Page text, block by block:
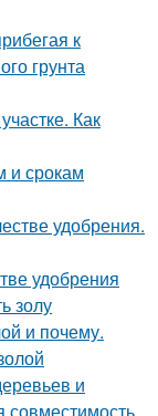
к
грунта
Как
и срокам
удобрения.
удобрения
золу
и почему.
и